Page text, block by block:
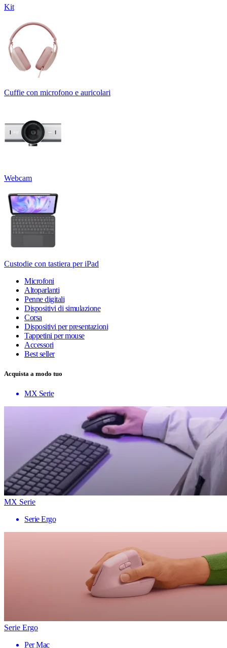
Kit
Cuffie con microfono e auricolari
Webcam
Custodie con tastiera per iPad
Microfoni
Altoparlanti
Penne digitali
Dispositivi di simulazione
Corsa
Dispositivi per presentazioni
Tappetini per mouse
Accessori
Best seller
Acquista a modo tuo
MX Serie
MX Serie
Serie Ergo
Serie Ergo
Per Mac